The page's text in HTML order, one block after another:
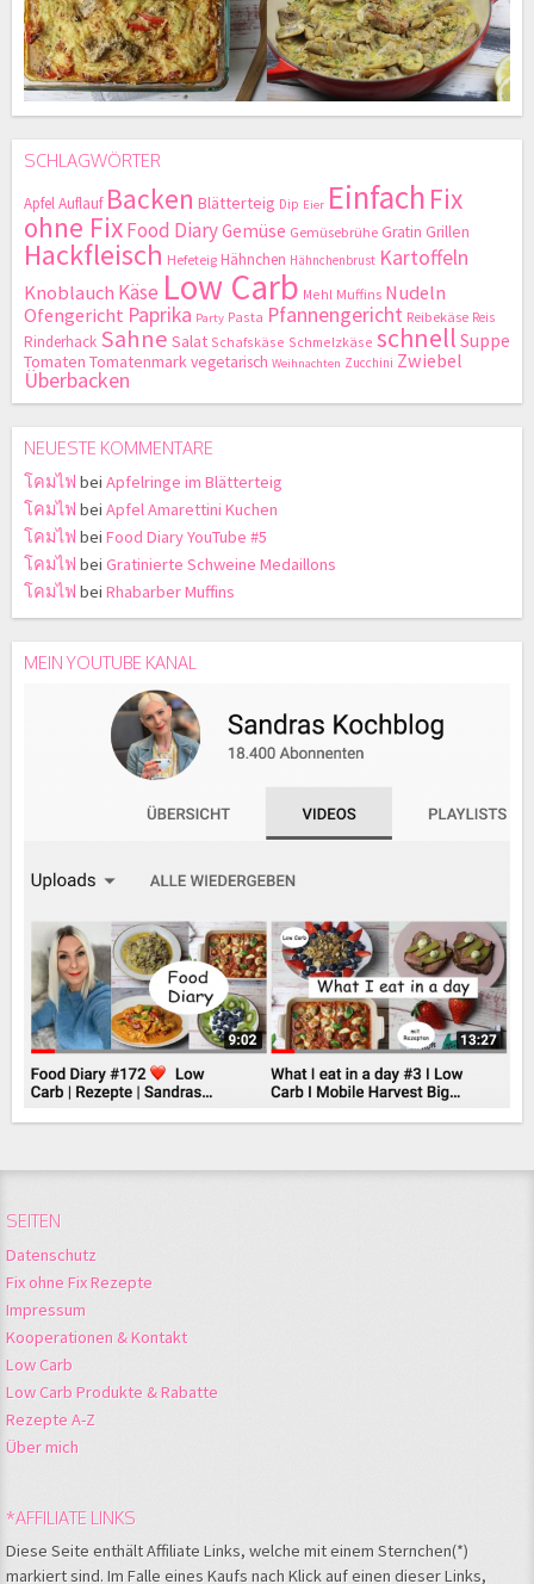
SCHLAGWÖRTER
ApfelAuflauf Backen Blätterteig Dip Eier Einfach Fix
ohne FixFood DiaryGemüse Gemüsebrühe Gratin Grillen
Hackfleisch Hefeteig Hähnchen Hähnchenbrust Kartoffeln
Knoblauch Käse Low Carb Mehl Muffins Nudeln
Ofengericht Paprika Party Pasta Pfannengericht Reibekäse Reis
Rinderhack Sahne Salat Schafskäse Schmelzkäse schnell Suppe
Tomaten Tomatenmarkvegetarisch Weihnachten Zucchini Zwiebel
Überbacken
NEUESTE KOMMENTARE
โคมไฟ bei Apfelringe im Blätterteig
โคมไฟ bei Apfel Amarettini Kuchen
โคมไฟ bei Food Diary YouTube #5
โคมไฟ bei Gratinierte Schweine Medaillons
โคมไฟ bei Rhabarber Muffins
MEIN YOUTUBE KANAL
SEITEN
Datenschutz
Fix ohne Fix Rezepte
Impressum
Kooperationen & Kontakt
Low Carb
Low Carb Produkte & Rabatte
Rezepte A-Z
Über mich
*AFFILIATE LINKS
Diese Seite enthält Affiliate Links, welche mit einem Sternchen(*)
markiert sind. Im Falle eines Kaufs nach Klick auf einen dieser Links,